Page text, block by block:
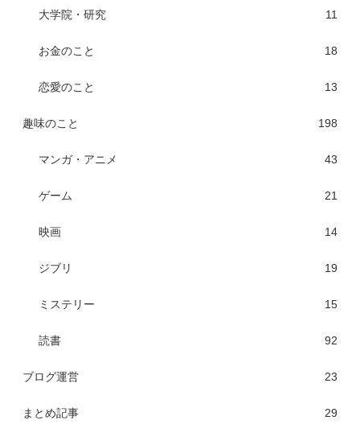
大学院・研究 11
お金のこと 18
恋愛のこと 13
趣味のこと 198
マンガ・アニメ 43
ゲーム 21
映画 14
ジブリ 19
ミステリー 15
読書 92
ブログ運営 23
まとめ記事 29